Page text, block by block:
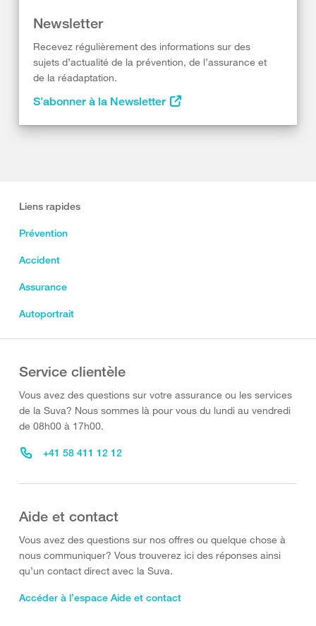
Newsletter
Recevez régulièrement des informations sur des
sujets d’actualité de la prévention, de l’assurance et
de la réadaptation.
S’abonner à la Newsletter
Liens rapides
Prévention
Accident
Assurance
Autoportrait
Service clientèle
Vous avez des questions sur votre assurance ou les services
de la Suva? Nous sommes là pour vous du lundi au vendredi
de 08h00 à 17h00.
+41 58 411 12 12
Aide et contact
Vous avez des questions sur nos offres ou quelque chose à
nous communiquer? Vous trouverez ici des réponses ainsi
qu’un contact direct avec la Suva.
Accéder à l’espace Aide et contact